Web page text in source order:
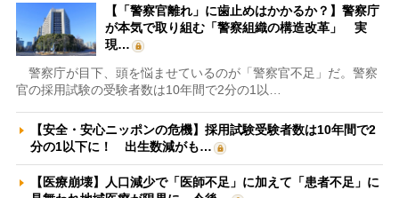
【「警察官離れ」に歯止めはかかるか？】警察庁
が本気で取り組む「警察組織の構造改革」 実
現…
警察庁が目下、頭を悩ませているのが「警察官不足」だ。警察
官の採用試験の受験者数は10年間で2分の1以…
【安全・安心ニッポンの危機】採用試験受験者数は10年間で2
分の1以下に！ 出生数減がも…
【医療崩壊】人口減少で「医師不足」に加えて「患者不足」に